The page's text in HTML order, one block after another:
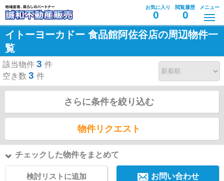
お気に入り
0
閲覧履歴
0
メニュー
イトーヨーカドー 食品館阿佐谷店の周辺物件一
覧
該当物件 3 件
空き数 3 件
さらに条件を絞り込む
物件リクエスト
チェックした物件をまとめて
検討リストに追加 お問い合わせ